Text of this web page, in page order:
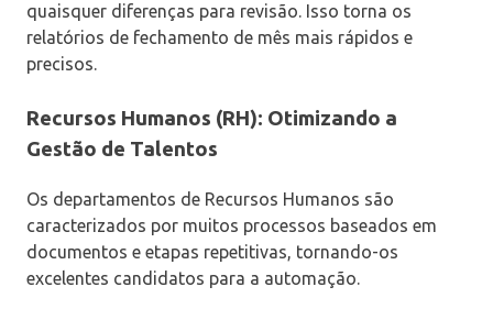
quaisquer diferenças para revisão. Isso torna os
relatórios de fechamento de mês mais rápidos e
precisos.
Recursos Humanos (RH): Otimizando a
Gestão de Talentos
Os departamentos de Recursos Humanos são
caracterizados por muitos processos baseados em
documentos e etapas repetitivas, tornando-os
excelentes candidatos para a automação.